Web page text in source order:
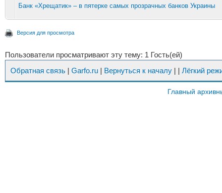
Банк «Хрещатик» – в пятерке самых прозрачных банков Украины
Версия для просмотра
Пользователи просматривают эту тему: 1 Гость(ей)
Обратная связь | Garfo.ru | Вернуться к началу | | Лёгкий
Главный